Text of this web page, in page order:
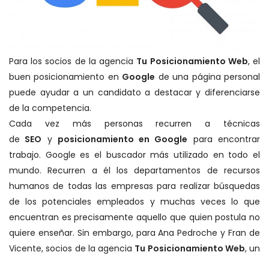
Para los socios de la agencia Tu Posicionamiento Web, el
buen posicionamiento en Google de una página personal
puede ayudar a un candidato a destacar y diferenciarse
de la competencia.
Cada vez más personas recurren a técnicas
de SEO y posicionamiento en Google para encontrar
trabajo. Google es el buscador más utilizado en todo el
mundo. Recurren a él los departamentos de recursos
humanos de todas las empresas para realizar búsquedas
de los potenciales empleados y muchas veces lo que
encuentran es precisamente aquello que quien postula no
quiere enseñar. Sin embargo, para Ana Pedroche y Fran de
Vicente, socios de la agencia Tu Posicionamiento Web, un